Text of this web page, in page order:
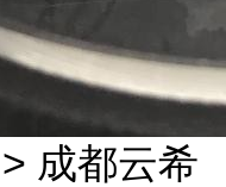
> 成都云希